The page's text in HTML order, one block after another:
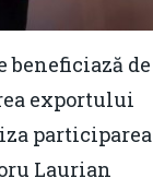
beneficiază de
exportului
participarea
Laurian